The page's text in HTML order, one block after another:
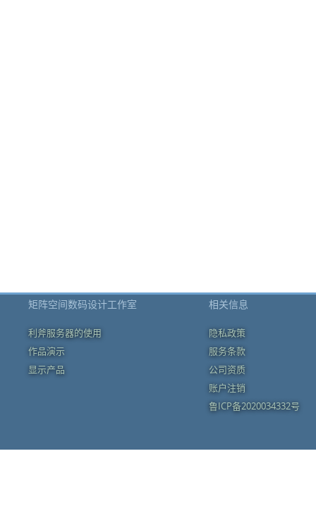
矩阵空间数码设计工作室
利斧服务器的使用
作品演示
显示产品
相关信息
隐私政策
服务条款
公司资质
账户注销
鲁ICP备2020034332号